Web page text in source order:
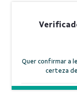
Quer confirmar a
certeza